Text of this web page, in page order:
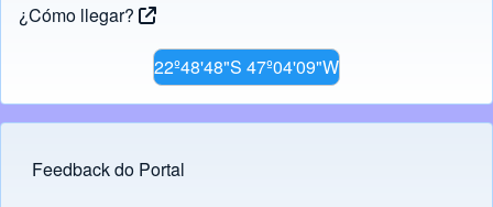
¿Cómo llegar?
22º48'48"S 47º04'09"W
Footer menu
Feedback do Portal